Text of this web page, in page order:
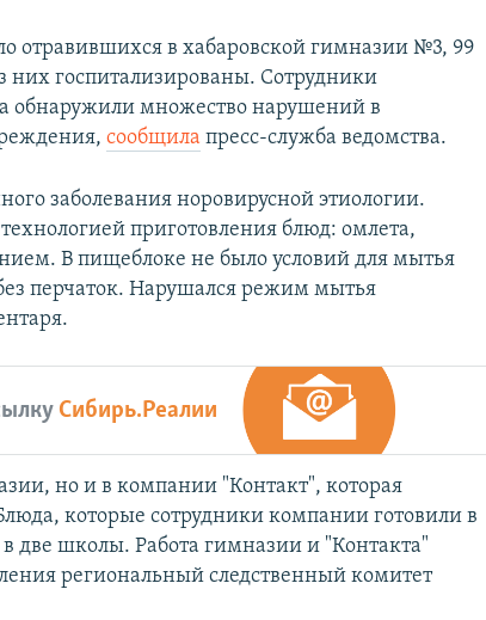
отравившихся в хабаровской гимназии №3, 99
них госпитализированы. Сотрудники
обнаружили множество нарушений в
сообщила пресс-служба ведомства.
заболевания норовирусной этиологии.
приготовления блюд: омлета,
В пищеблоке не было условий для мытья
перчаток. Нарушался режим мытья
Сибирь.Реалии
но и в компании "Контакт", которая
которые сотрудники компании готовили в
две школы. Работа гимназии и "Контакта"
региональный следственный комитет